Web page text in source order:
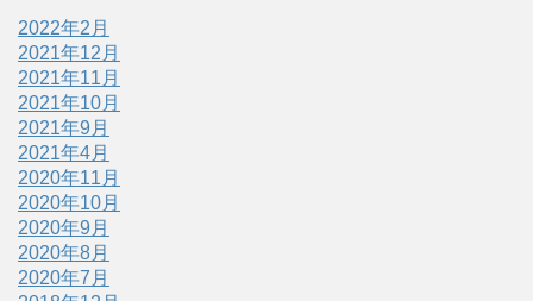
2022年2月
2021年12月
2021年11月
2021年10月
2021年9月
2021年4月
2020年11月
2020年10月
2020年9月
2020年8月
2020年7月